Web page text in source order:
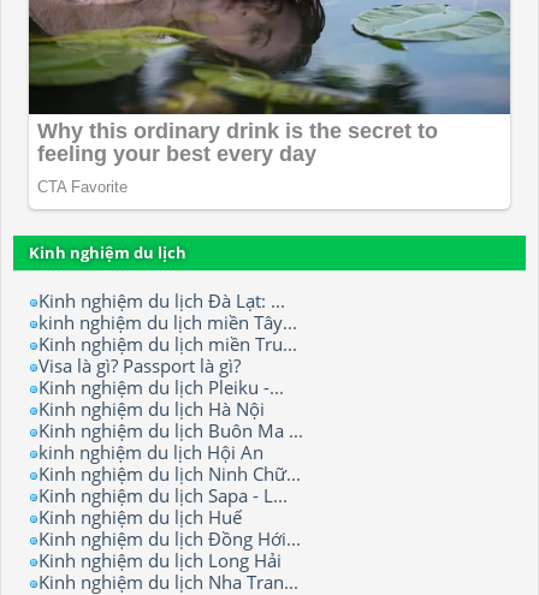
Kinh nghiệm du lịch
Kinh nghiệm du lịch Đà Lạt: ...
kinh nghiệm du lịch miền Tây...
Kinh nghiệm du lịch miền Tru...
Visa là gì? Passport là gì?
Kinh nghiệm du lịch Pleiku -...
Kinh nghiệm du lịch Hà Nội
Kinh nghiệm du lịch Buôn Ma ...
kinh nghiệm du lịch Hội An
Kinh nghiệm du lịch Ninh Chữ...
Kinh nghiệm du lịch Sapa - L...
Kinh nghiệm du lịch Huế
Kinh nghiệm du lịch Đồng Hới...
Kinh nghiệm du lịch Long Hải
Kinh nghiệm du lịch Nha Tran...